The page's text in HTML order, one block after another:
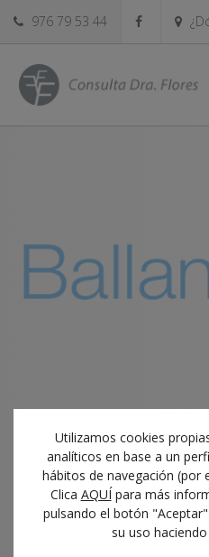
976 79 53 44
Bellancer
Utilizamos cookies
analíticos en base a un
hábitos de navegación (por
Clica AQUÍpara más
pulsando el botón
su uso